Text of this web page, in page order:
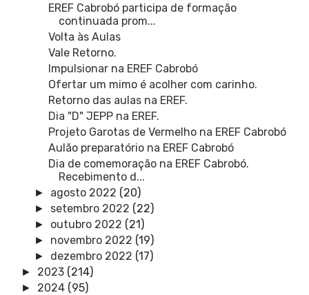
EREF Cabrobó participa de formação
continuada prom...
Volta às Aulas
Vale Retorno.
Impulsionar na EREF Cabrobó
Ofertar um mimo é acolher com carinho.
Retorno das aulas na EREF.
Dia "D" JEPP na EREF.
Projeto Garotas de Vermelho na EREF Cabrobó
Aulão preparatório na EREF Cabrobó
Dia de comemoração na EREF Cabrobó.
Recebimento d...
► agosto 2022 (20)
► setembro 2022 (22)
► outubro 2022 (21)
► novembro 2022 (19)
► dezembro 2022 (17)
► 2023 (214)
► 2024 (95)